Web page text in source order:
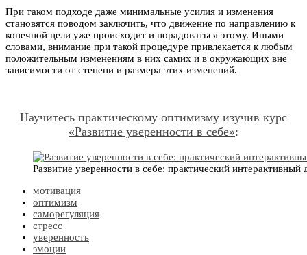
При таком подходе даже минимальные усилия и изменения
становятся поводом заключить, что движение по направлению к
конечной цели уже происходит и порадоваться этому. Иными
словами, внимание при такой процедуре привлекается к любым
положительным изменениям в них самих и в окружающих вне
зависимости от степени и размера этих изменений.
Научитесь практическому оптимизму изучив курс
«Развитие уверенности в себе»:
Развитие уверенности в себе: практический
мотивация
оптимизм
саморегуляция
стресс
уверенность
эмоции